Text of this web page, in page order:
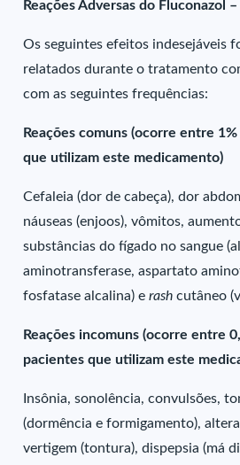
Reações Adversas do Fluconazol
Os seguintes efeitos indesejáveis
relatados durante o tratamento
com as seguintes frequências:
Reações comuns (ocorre entre
que utilizam este medicamento)
Cefaleia (dor de cabeça), dor
náuseas (enjoos), vômitos,
substâncias do fígado no sangue
aminotransferase, aspartato
fosfatase alcalina) erash cutâneo
Reações incomuns (ocorre entre
pacientes que utilizam este
Insônia, sonolência, convulsões,
(dormência e formigamento),
vertigem (tontura), dispepsia (má